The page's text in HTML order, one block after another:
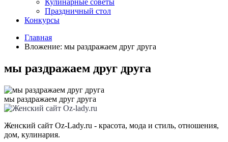
Кулинарные советы
Праздничный стол
Конкурсы
Главная
Вложение: мы раздражаем друг друга
мы раздражаем друг друга
мы раздражаем друг друга
Женский сайт Oz-Lady.ru - красота, мода и стиль, отношения,
дом, кулинария.